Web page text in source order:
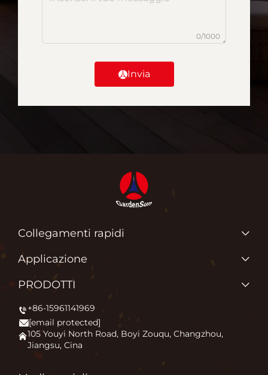
0/1000
Invia
Collegamenti rapidi
PRODOTTI
Notizie
Contattaci
Domande frequenti
Applicazione
Perché Amiamo Quello Che Facciamo?
PRODOTTI
RISCALDATORE PER PATIO
Braciere
Forno per pizza
+86-15961141969
[email protected]
105 Youyi North Road, Boyi Zouqu, Changzhou,
Jiangsu, Cina